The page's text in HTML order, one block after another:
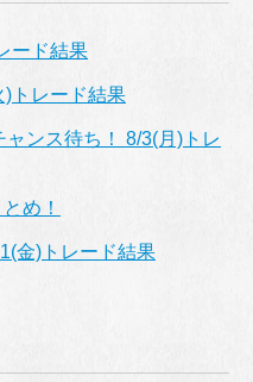
ード結果
)トレード結果
ンス待ち！ 8/3(月)トレ
め！
金)トレード結果